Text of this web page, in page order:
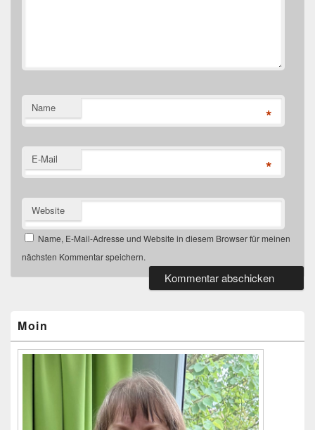
Name *
E-Mail *
Website
Name, E-Mail-Adresse und Website in diesem Browser für meinen
nächsten Kommentar speichern.
Widgetbereich
Moin